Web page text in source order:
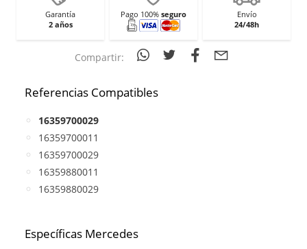
Garantía
2 años
Pago 100% seguro
Envío
24/48h
Compartir:
Referencias Compatibles
16359700029
16359700011
16359700029
16359880011
16359880029
Específicas Mercedes